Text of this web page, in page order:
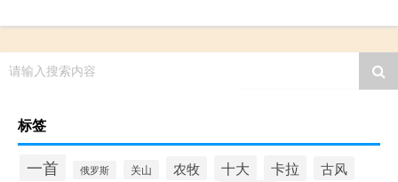
请输入搜索内容
标签
一首 俄罗斯 关山 农牧 十大 卡拉 古风